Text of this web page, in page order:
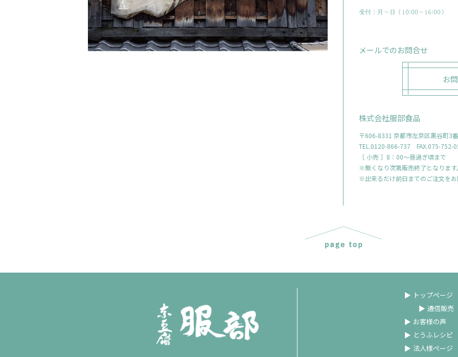
受付：月〜日（10:00～16:00）
メールでのお問合せ
お
株式会社服部食品
〒606-8331 京都市左京区黒谷町3
TEL.0120-866-737 FAX.075-752-
［ 小売 ］8：00～昼過ぎ頃まで
※無くなり次第販売終了となります。
※出来るだけ前日までのご注文をお
トップページ
通信販売
お客様の声
とうふレシピ
法人様ページ